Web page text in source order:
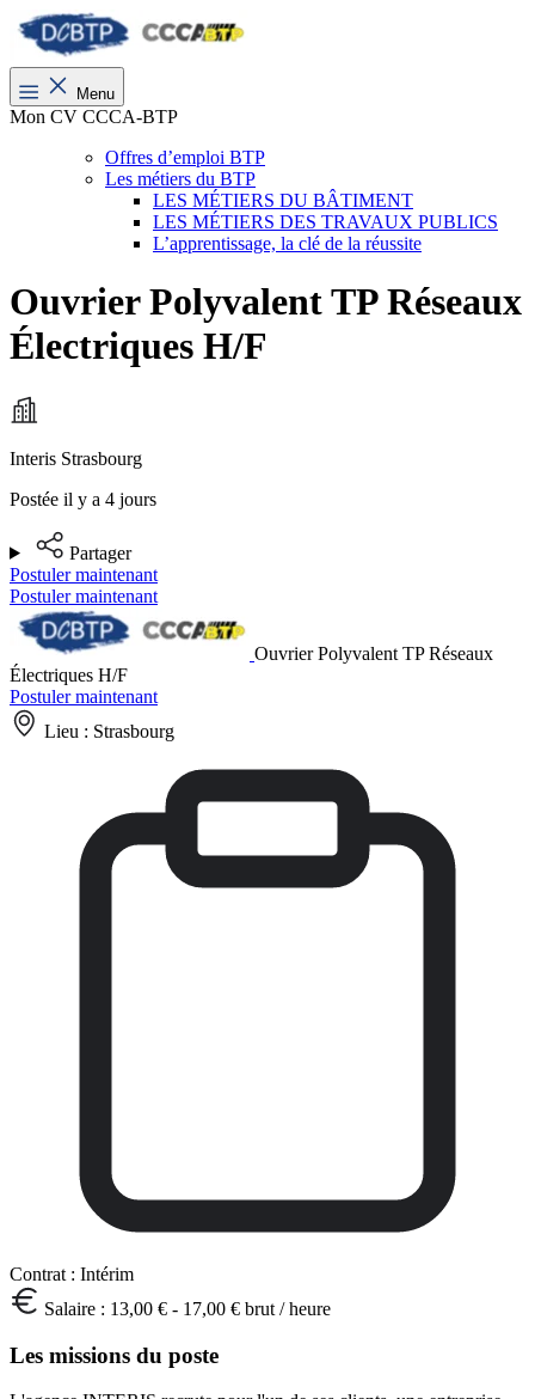
Menu
Mon CV CCCA-BTP
Offres d’emploi BTP
Les métiers du BTP
LES MÉTIERS DU BÂTIMENT
LES MÉTIERS DES TRAVAUX PUBLICS
L’apprentissage, la clé de la réussite
Ouvrier Polyvalent TP Réseaux
Électriques H/F
Interis Strasbourg
Postée il y a 4 jours
Partager
Postuler maintenant
Postuler maintenant
Ouvrier Polyvalent TP Réseaux
Électriques H/F
Postuler maintenant
Lieu : Strasbourg
Contrat : Intérim
Salaire : 13,00 € - 17,00 € brut / heure
Les missions du poste